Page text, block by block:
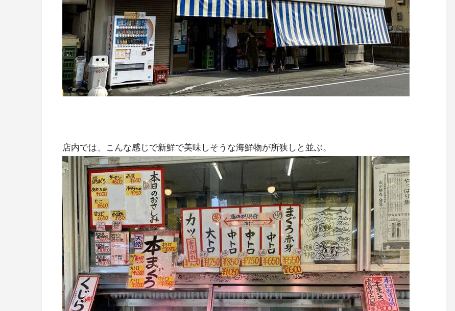
店内では、こんな感じで新鮮で美味しそうな海鮮物が所狭しと並ぶ。